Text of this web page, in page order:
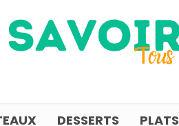
DESSERTS PLATS